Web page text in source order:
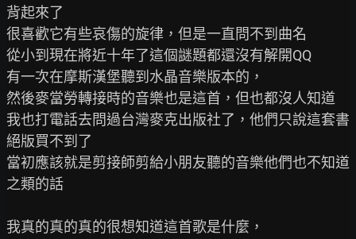
背起來了
很喜歡它有些哀傷的旋律，但是一直問不到曲名
從小到現在將近十年了這個謎題都還沒有解開QQ
有一次在摩斯漢堡聽到水晶音樂版本的，
然後麥當勞轉接時的音樂也是這首，但也都沒人知道
我也打電話去問過台灣麥克出版社了，他們只說這套書
絕版買不到了
當初應該就是剪接師剪給小朋友聽的音樂他們也不知道
之類的話
我真的真的真的很想知道這首歌是什麼，